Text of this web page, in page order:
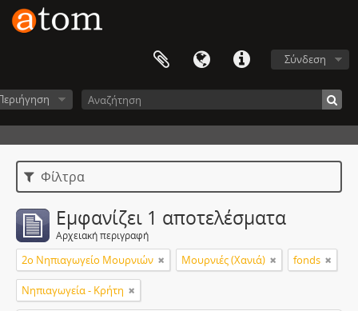
Σύνδεση
Φίλτρα
Εμφανίζει 1 αποτελέσματα
Αρχειακή περιγραφή
2ο Νηπιαγωγείο Μουρνιών Μουρνιές (Χανιά) fonds
Νηπιαγωγεία - Κρήτη